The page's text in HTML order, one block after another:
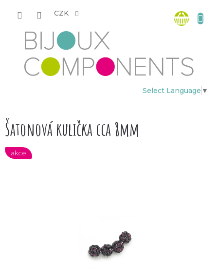
CZK
Select Language ▼
košík
Šatonová kulička cca 8mm
akce